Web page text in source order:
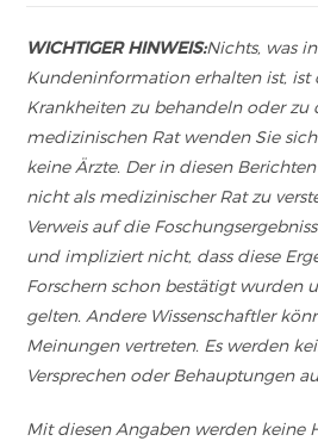
WICHTIGER HINWEIS:Nichts, was
Kundeninformation erhalten ist, ist
Krankheiten zu behandeln oder zu
medizinischen Rat wenden Sie
keine Ärzte. Der in diesen
nicht als medizinischer Rat zu
Verweis auf die
und impliziert nicht, dass diese
Forschern schon bestätigt wurden
gelten. Andere Wissenschaftler
Meinungen vertreten. Es werden
Versprechen oder Behauptungen
Mit diesen Angaben werden keine